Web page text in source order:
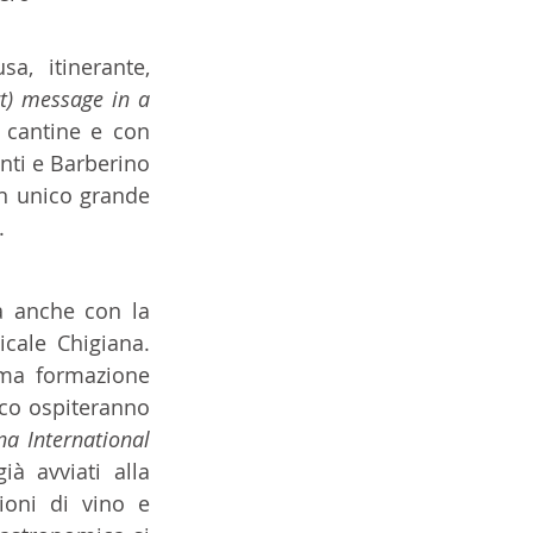
itinerante,
message in a
e con
e Barberino
unico grande
anche con la
Chigiana.
formazione
ospiteranno
International
avviati alla
di vino e